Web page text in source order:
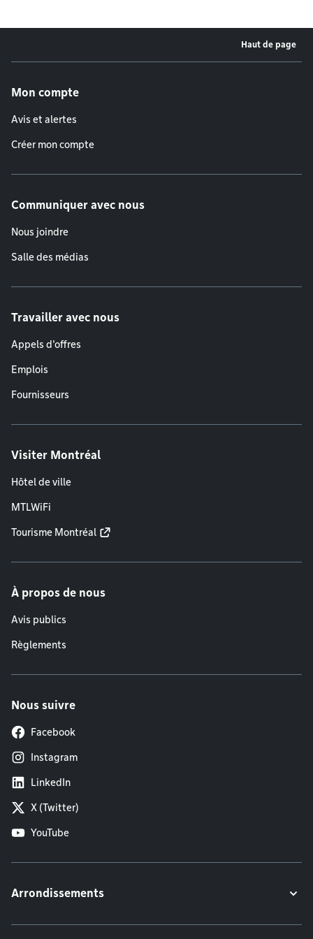
Haut de page
Mon compte
Avis et alertes
Créer mon compte
Communiquer avec nous
Nous joindre
Salle des médias
Travailler avec nous
Appels d'offres
Emplois
Fournisseurs
Visiter Montréal
Hôtel de ville
MTLWiFi
Tourisme Montréal
À propos de nous
Avis publics
Règlements
Nous suivre
Facebook
Instagram
LinkedIn
X (Twitter)
YouTube
Arrondissements